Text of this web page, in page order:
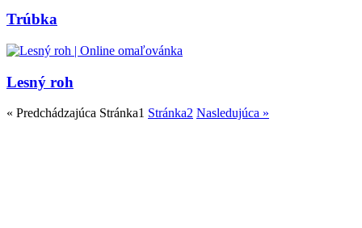
Trúbka
Lesný roh
« Predchádzajúca Stránka1 Stránka2 Nasledujúca »